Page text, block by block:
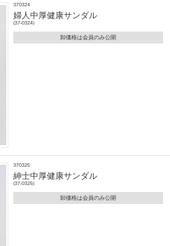
370324
婦人中厚健康サンダル
(37-0324)
卸価格は会員のみ公開
370325
紳士中厚健康サンダル
(37-0325)
卸価格は会員のみ公開